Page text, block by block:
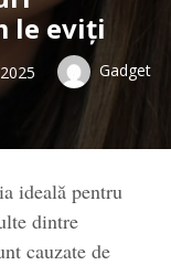
le eviți
Gadget
ideală pentru
dintre
cauzate de